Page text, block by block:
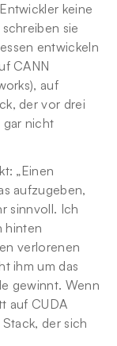
keine
sie
entwickeln
CANN
auf
der vor drei
nicht
„Einen
aufzugeben,
sinnvoll. Ich
hinten
verlorenen
ihm um das
gewinnt. Wenn
auf CUDA
der sich